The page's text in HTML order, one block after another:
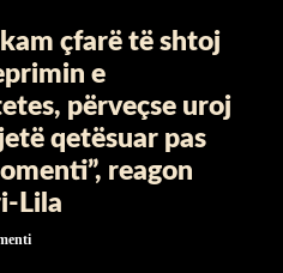
çfarë të shtoj
e
përveçse uroj
qetësuar pas
reagon
Lila